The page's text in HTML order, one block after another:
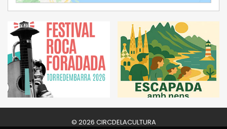
© 2026 CIRCDELACULTURA